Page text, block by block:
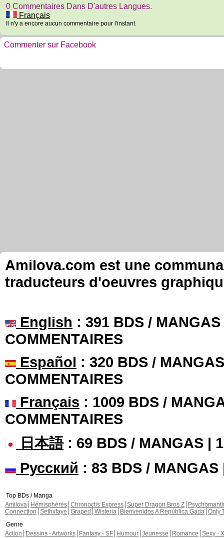
0 Commentaires Dans D'autres Langues.
Français
Il n'y a encore aucun commentaire pour l'instant.
Commenter sur Facebook
Amilova.com est une
traducteurs d'oeuvres
English : 391 BDS /
COMMENTAIRES
Español : 320 BDS /
COMMENTAIRES
Français : 1009 BDS /
COMMENTAIRES
日本語: 69 BDS / MANGAS |
Русский : 83 BDS / MANGAS
Top BDs / Manga
Amilova
Hémisphères Chronoctis Express Super Dragon Bros Z
Connection Sethxfaye Graped Wisteria Bienvenidos A República Gada Only
Genre
Action
Dessins - Artworks Fantasy - SF Humour Jeunesse Romance Sexy -